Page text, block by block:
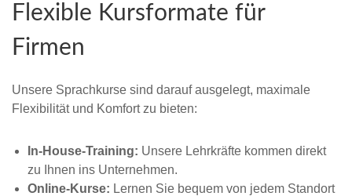
Flexible Kursformate für
Firmen
Unsere Sprachkurse sind darauf ausgelegt, maximale
Flexibilität und Komfort zu bieten:
In-House-Training: Unsere Lehrkräfte kommen direkt
zu Ihnen ins Unternehmen.
Online-Kurse: Lernen Sie bequem von jedem Standort